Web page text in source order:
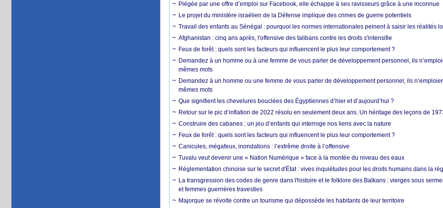
Piégée par une offre d’emploi sur Facebook, elle échappe à ses ravisseurs grâce à une inconnue
Le projet du ministère israélien de la Défense implique des crimes de guerre potentiels
Travail des enfants au Sénégal : pourquoi les normes internationales peinent à saisir les réalités
Afghanistan : cinq ans après, l'offensive des talibans contre les droits s'intensifie
Feux de forêt : quels sont les facteurs qui influencent le plus leur comportement ?
Demandez à un homme ou à une femme de vous parler de développement personnel, ils
mêmes mots
Demandez à un homme ou une femme de vous parler de développement personnel, ils
mêmes mots
Que signifient les chevelures bouclées des Égyptiennes d’hier et d’aujourd’hui ?
Retour sur le pic d’inflation de 2022 résolu en seulement deux ans. Un héritage des leçons de
Construire des cabanes : un jeu d’enfants qui interroge nos liens avec la nature
Feux de forêt : quels sont les facteurs qui influencent le plus leur comportement ?
Canicules, mégafeux, inondations : l’extrême droite à l’offensive
Tuvalu veut devenir une « Nation Numérique » face à la montée du niveau des eaux
Réglementation chinoise sur le secret d'État : vives inquiétudes pour les droits humains dans la
La transgression des codes de genre dans l'histoire et le folklore des Balkans : vierges sous
et femmes guerrières travesties
Majorque se révolte contre un tourisme qui dépossède les habitants de leur territoire